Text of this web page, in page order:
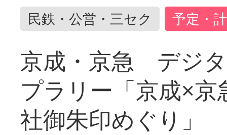
民鉄・公営・三セク 予定・
京成・京急 デジ
プラリー「京成×
社御朱印めぐり」